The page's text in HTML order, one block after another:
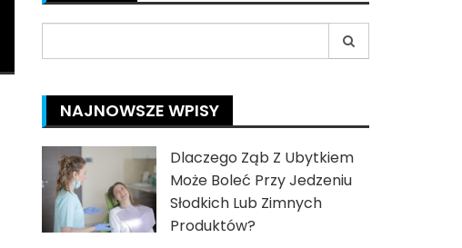
for:
NAJNOWSZE WPISY
Dlaczego Ząb Z Ubytkiem
Może Boleć Przy Jedzeniu
Słodkich Lub Zimnych
Produktów?